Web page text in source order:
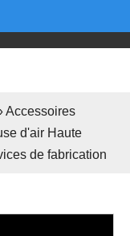
Accessoires
d'air Haute
de fabrication